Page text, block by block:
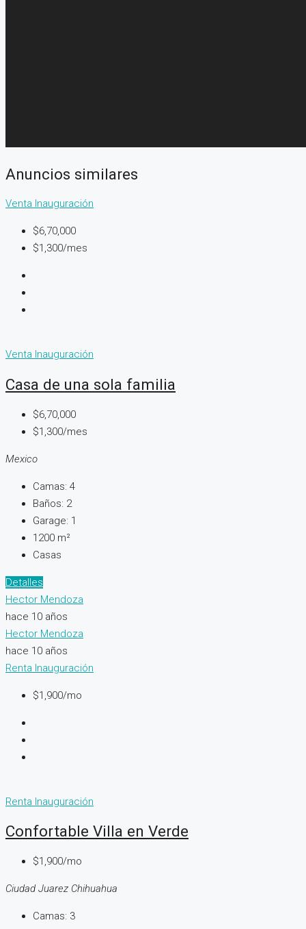
Anuncios similares
Venta Inauguración
$6,70,000
$1,300/mes
Venta Inauguración
Casa de una sola familia
$6,70,000
$1,300/mes
Mexico
Camas: 4
Baños: 2
Garage: 1
1200 m²
Casas
Detalles
Hector Mendoza
hace 10 años
Hector Mendoza
hace 10 años
Renta Inauguración
$1,900/mo
Renta Inauguración
Confortable Villa en Verde
$1,900/mo
Ciudad Juarez Chihuahua
Camas: 3